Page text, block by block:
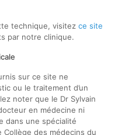
technique, visitez ce site
par notre clinique.
sur ce site ne
ou le traitement d’un
noter que le Dr Sylvain
en médecine ni
dans une spécialité
des médecins du